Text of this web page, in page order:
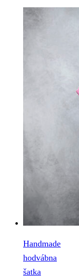
Handmade
hodvábna
šatka